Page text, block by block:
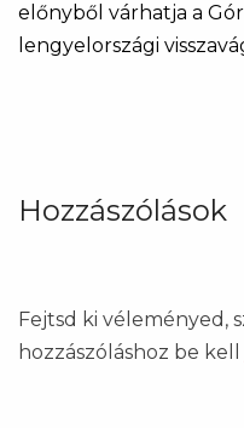
előnyből várhatja a
lengyelországi
Hozzászólások
Fejtsd ki véleményed,
hozzászóláshoz be kell